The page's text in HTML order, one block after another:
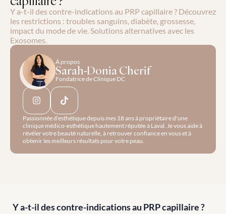
Y a-t-il des contre-indications au PRP capillaire ? Découvrez
les restrictions : troubles sanguins, diabète, grossesse,
impact du mode de vie. Solutions alternatives avec les
Exosomes.
À propos
Sarah-Donia Cherif
Fondatrice de Clinique DC
Passionnée d'esthétique depuis mes 18 ans à propriétaire d'une
clinique médico-esthétique hautement réputée à Laval. Je vous aide à
révéler votre beauté naturelle, à retrouver confiance en vous et à
obtenir les meilleurs résultats pour votre peau.
Y a-t-il des contre-indications au PRP capillaire ?